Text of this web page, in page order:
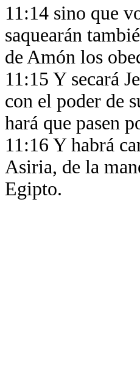
11:14 sino que
saquearán
de Amón los
11:15 Y secará
con el poder de
hará que pasen
11:16 Y habrá
Asiria, de la
Egipto.